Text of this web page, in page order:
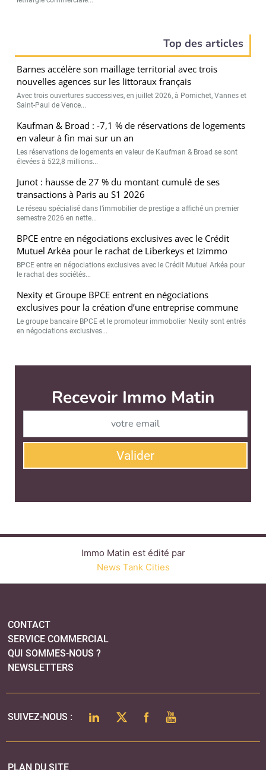
Top des articles
Barnes accélère son maillage territorial avec trois
nouvelles agences sur les littoraux français
Avec trois ouvertures successives, en juillet 2026, à Pornichet, Vannes et
Saint-Paul de Vence...
Kaufman & Broad : -7,1 % de réservations de logements
en valeur à fin mai sur un an
Les réservations de logements en valeur de Kaufman & Broad se sont
élevées à 522,8 millions...
Junot : hausse de 27 % du montant cumulé de ses
transactions à Paris au S1 2026
Le réseau spécialisé dans l’immobilier de prestige a affiché un premier
semestre 2026 en nette...
BPCE entre en négociations exclusives avec le Crédit
Mutuel Arkéa pour le rachat de Liberkeys et Izimmo
BPCE entre en négociations exclusives avec le Crédit Mutuel Arkéa pour
le rachat des sociétés...
Nexity et Groupe BPCE entrent en négociations
exclusives pour la création d’une entreprise commune
Le groupe bancaire BPCE et le promoteur immobolier Nexity sont entrés
en négociations exclusives...
Immo Matin est édité par
QUI SOMMES-NOUS ?
LINKEDINTWITTERFACEBOOK
YOUTUBE
MENTIONS LÉGALES
POLITIQUE DE CONFIDENTIALITÉ
COOKIES